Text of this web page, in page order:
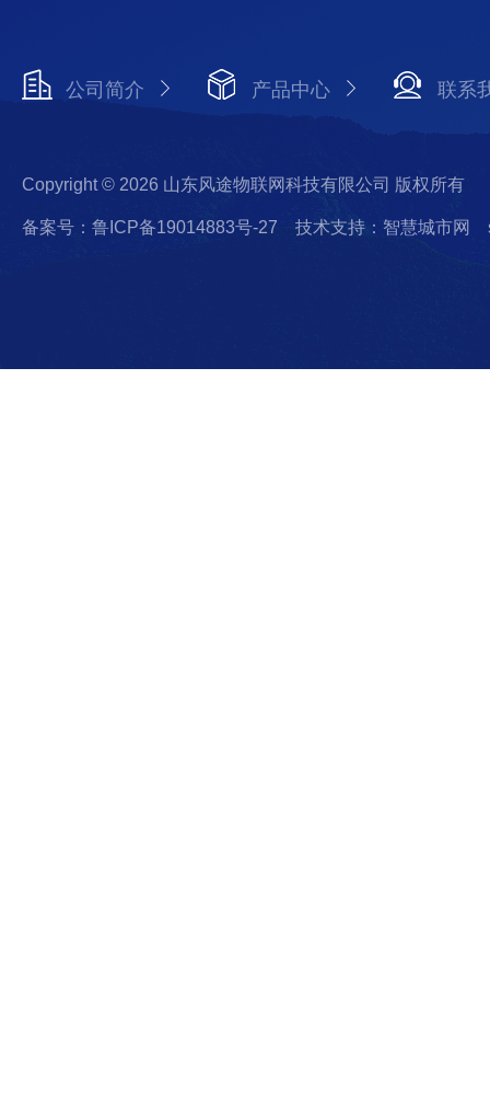
公司简介 产品中心 联系
Copyright © 2026 山东风途物联网科技有限公司 版权所有
备案号：鲁ICP备19014883号-27 技术支持：智慧城市网